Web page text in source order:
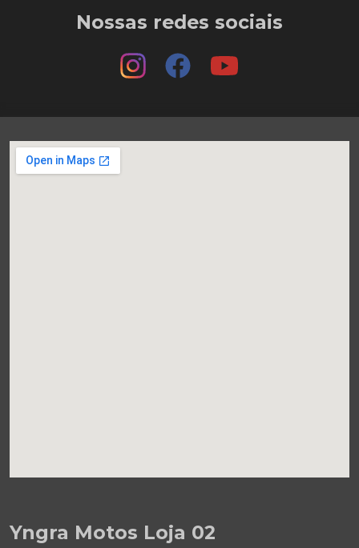
Nossas redes sociais
Yngra Motos Loja 02